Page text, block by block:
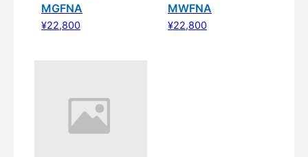
MGFNA
¥22,800
MWFNA
¥22,800